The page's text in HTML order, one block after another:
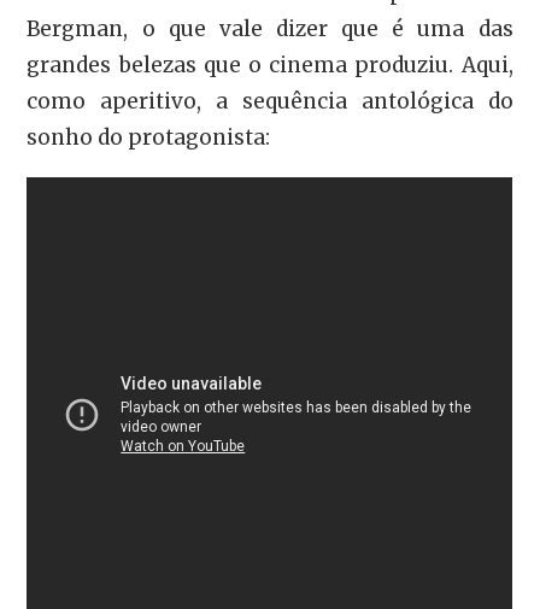
Bergman, o que vale dizer que é uma das
grandes belezas que o cinema produziu. Aqui,
como aperitivo, a sequência antológica do
sonho do protagonista: